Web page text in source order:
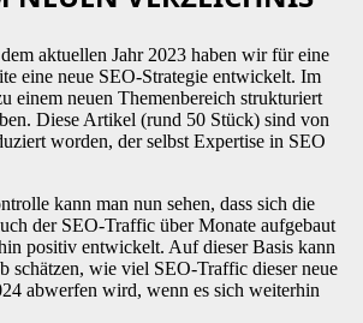
aktuellen Jahr 2023 haben wir für eine
eine neue SEO-Strategie entwickelt. Im
einem neuen Themenbereich strukturiert
Diese Artikel (rund 50 Stück) sind von
worden, der selbst Expertise in SEO
kann man nun sehen, dass sich die
der SEO-Traffic über Monate aufgebaut
positiv entwickelt. Auf dieser Basis kann
schätzen, wie viel SEO-Traffic dieser neue
abwerfen wird, wenn es sich weiterhin